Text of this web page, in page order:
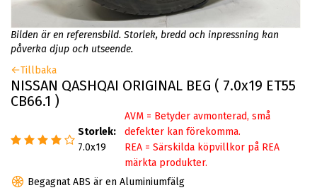
Bilden är en referensbild. Storlek, bredd och inpressning kan
påverka djup och utseende.
Tillbaka
NISSAN QASHQAI ORIGINAL BEG ( 7.0x19 ET55
CB66.1 )
Storlek:
7.0x19
AVM = Betyder avmonterad, små
defekter kan förekomma.
REA = Särskilda köpvillkor på REA
märkta produkter.
Begagnat ABS är en Aluminiumfälg